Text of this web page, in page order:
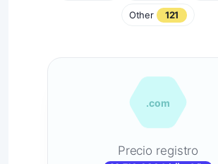
Other 121
.com
Precio registro